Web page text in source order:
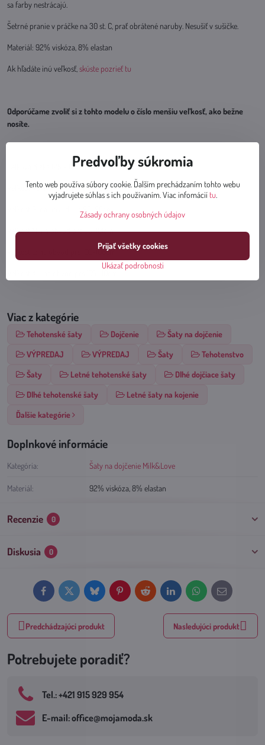
sa farby nestrácajú.
Šetrné pranie v práčke na 30 st. C, prať obrátené naruby. Nesušiť v sušičke.
Materiál: 92% viskóza, 8% elastan
Ak hľadáte inú veľkosť, skúste pozrieť tu
Odporúčame zvoliť si z tohto modelu o číslo menšiu veľkosť, ako bežne
nosíte.
Celková dĺžka 125 - 129cm v závislosti od veľkosti.
Veľkosť XS: na obvod pŕs 86-91cm
Veľkosť S: na obvod pŕs 90-96cm
Veľkosť M: na obvod pŕs 95-101cm
Veľkosť L: na obvod pŕs 100-106cm
Viac z kategórie
Tehotenské šaty Dojčenie
Šaty na dojčenie
VÝPREDAJ
VÝPREDAJ Šaty
Tehotenstvo
Šaty
Letné tehotenské šaty
Dlhé dojčiace šaty
Dlhé tehotenské šaty
Letné šaty na kojenie
Ďalšie kategórie
Doplnkové informácie
Kategória: Šaty na dojčenie Milk&Love
Materiál: 92% viskóza, 8% elastan
Recenzie 0
Diskusia 0
FacebookTwitter BlueskyPinterestReddit LinkedInWhatsApp
E-
mail
Predchádzajúci produkt Nasledujúci produkt
Potrebujete poradiť?
Tel​.: +421 915 929 954
E-mail: office​@mojamoda​.sk
Predvoľby súkromia
Tento web používa súbory cookie. Ďalším prechádzaním tohto webu
vyjadrujete súhlas s ich používaním. Viac infomáciítu.
Zásady ochrany osobných údajov
Ukázať podrobnosti
Prijať všetky cookies